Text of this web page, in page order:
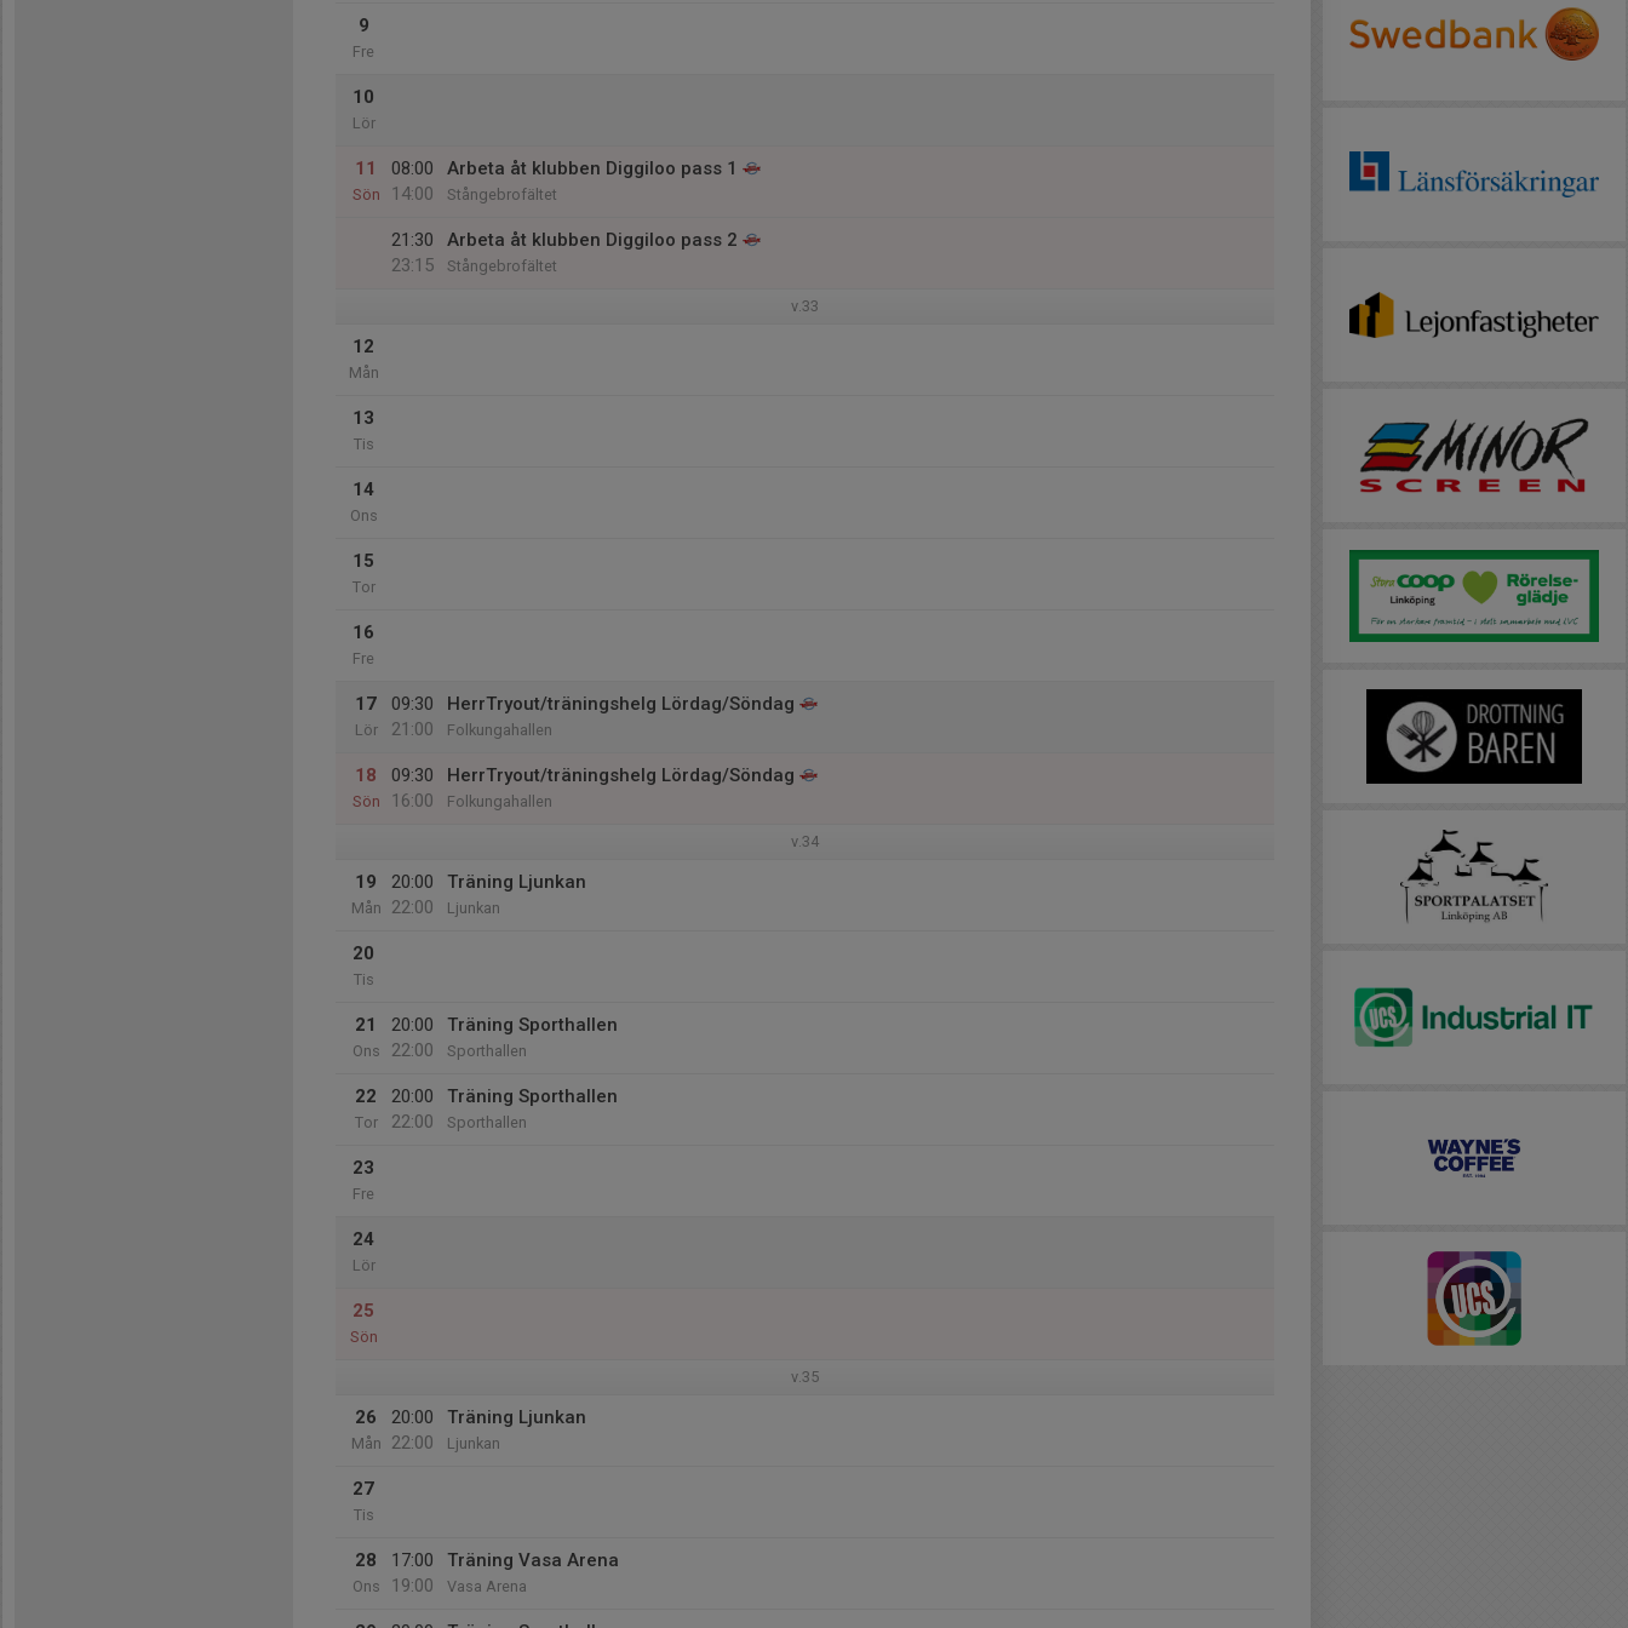
9
Fre
10
Lör
11
Sön
08:00
14:00
Arbeta åt klubben Diggiloo pass 1
Stångebrofältet
21:30
23:15
Arbeta åt klubben Diggiloo pass 2
Stångebrofältet
v.33
12
Mån
13
Tis
14
Ons
15
Tor
16
Fre
17
Lör
09:30
21:00
HerrTryout/träningshelg Lördag/Söndag
Folkungahallen
18
Sön
09:30
16:00
HerrTryout/träningshelg Lördag/Söndag
Folkungahallen
v.34
19
Mån
20:00
22:00
Träning Ljunkan
Ljunkan
20
Tis
21
Ons
20:00
22:00
Träning Sporthallen
Sporthallen
22
Tor
20:00
22:00
Träning Sporthallen
Sporthallen
23
Fre
24
Lör
25
Sön
v.35
26
Mån
20:00
22:00
Träning Ljunkan
Ljunkan
27
Tis
28
Ons
17:00
19:00
Träning Vasa Arena
Vasa Arena